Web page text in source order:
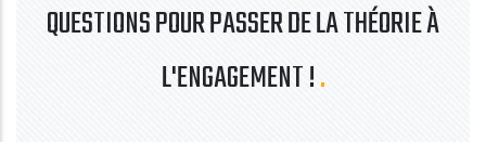
QUESTIONS POUR PASSER DE LA THÉORIE À
L'ENGAGEMENT !